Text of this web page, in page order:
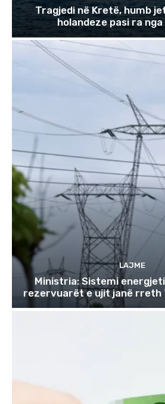
Tragjedi në Kretë, humb
holandeze pasi ra
LAJME
Ministria: Sistemi
rezervuarët e ujit janë rreth